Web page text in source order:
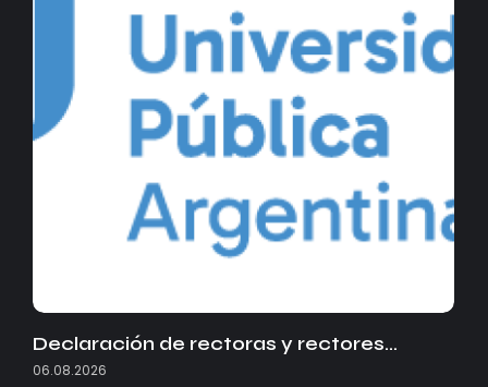
Declaración de rectoras y rectores…
06.08.2026